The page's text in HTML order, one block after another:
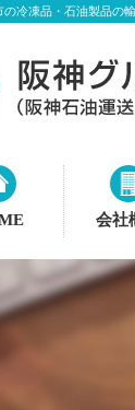
の冷凍品・石油製品の
会社